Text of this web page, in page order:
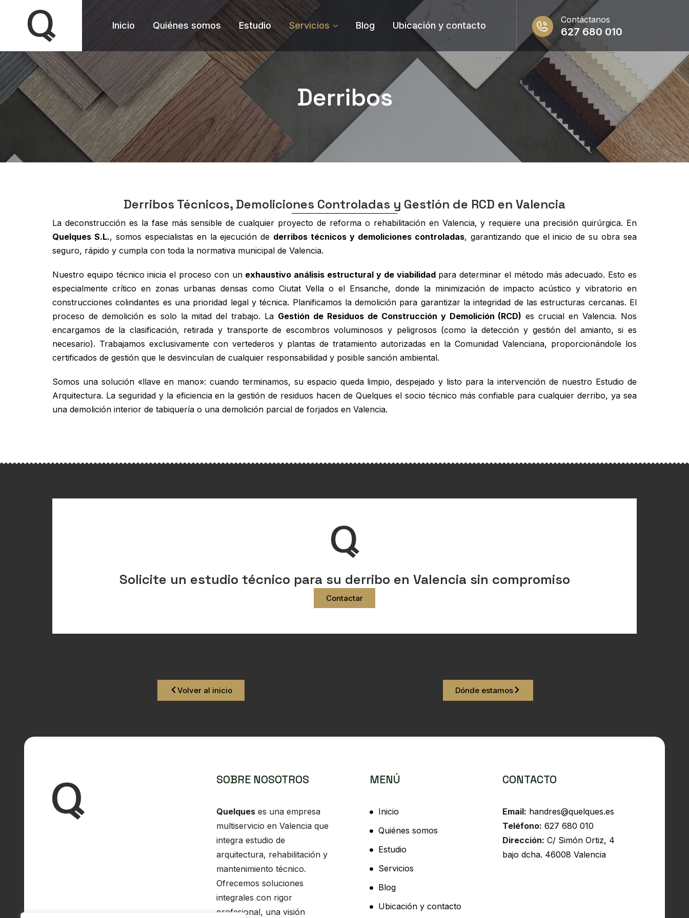
Inicio Quiénes somos Estudio Servicios Blog Ubicación y contacto
Contáctanos
627 680 010
Derribos
Derribos Técnicos, Demoliciones Controladas y Gestión de RCD en Valencia
La deconstrucción es la fase más sensible de cualquier proyecto de reforma o rehabilitación en Valencia, y requiere una precisión quirúrgica. En
Quelques S.L., somos especialistas en la ejecución de derribos técnicos y demoliciones controladas, garantizando que el inicio de su obra sea
seguro, rápido y cumpla con toda la normativa municipal de Valencia.
Nuestro equipo técnico inicia el proceso con un exhaustivo análisis estructural y de viabilidadpara determinar el método más adecuado. Esto es
especialmente crítico en zonas urbanas densas como Ciutat Vella o el Ensanche, donde la minimización de impacto acústico y vibratorio en
construcciones colindantes es una prioridad legal y técnica. Planificamos la demolición para garantizar la integridad de las estructuras cercanas. El
proceso de demolición es solo la mitad del trabajo. La Gestión de Residuos de Construcción y Demolición (RCD) es crucial en Valencia. Nos
encargamos de la clasificación, retirada y transporte de escombros voluminosos y peligrosos (como la detección y gestión del amianto, si es
necesario). Trabajamos exclusivamente con vertederos y plantas de tratamiento autorizadas en la Comunidad Valenciana, proporcionándole los
certificados de gestión que le desvinculan de cualquier responsabilidad y posible sanción ambiental.
Somos una solución «llave en mano»: cuando terminamos, su espacio queda limpio, despejado y listo para la intervención de nuestro Estudio de
Arquitectura. La seguridad y la eficiencia en la gestión de residuos hacen de Quelques el socio técnico más confiable para cualquier derribo, ya sea
una demolición interior de tabiquería o una demolición parcial de forjados en Valencia.
Solicite un estudio técnico para su derribo en Valencia sin compromiso
Contactar
Volver al inicio Dónde estamos
SOBRE NOSOTROS
Quelqueses una empresa
multiservicio en Valencia que
integra estudio de
arquitectura, rehabilitación y
mantenimiento técnico.
Ofrecemos soluciones
integrales con rigor
profesional, una visión
MENÚ
Inicio
Quiénes somos
Estudio
Servicios
Blog
Ubicación y contacto
CONTACTO
Email: handres@quelques.es
Teléfono: 627 680 010
Dirección: C/ Simón Ortiz, 4
bajo dcha. 46008 Valencia